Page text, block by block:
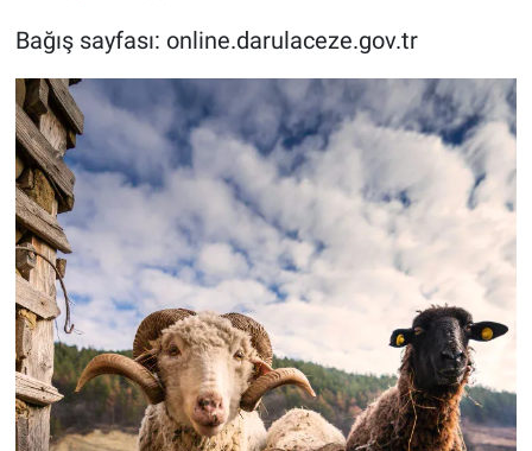
Bağış sayfası: online.darulaceze.gov.tr